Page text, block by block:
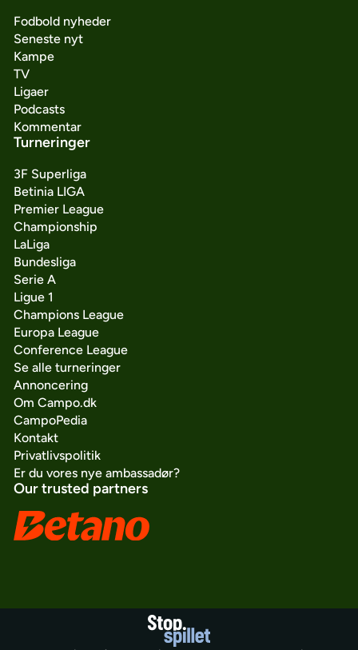
Fodbold nyheder
Seneste nyt
Kampe
TV
Ligaer
Podcasts
Kommentar
Turneringer
3F Superliga
Betinia LIGA
Premier League
Championship
LaLiga
Bundesliga
Serie A
Ligue 1
Champions League
Europa League
Conference League
Se alle turneringer
Annoncering
Om Campo.dk
CampoPedia
Kontakt
Privatlivspolitik
Er du vores nye ambassadør?
Our trusted partners